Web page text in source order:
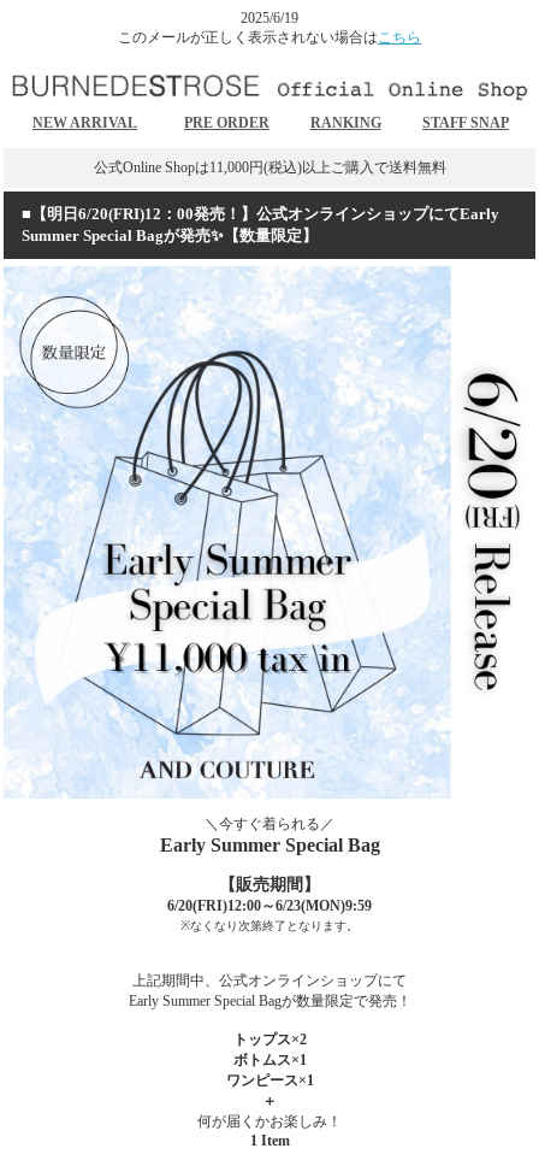
2025/6/19
このメールが正しく表示されない場合はこちら
NEW ARRIVAL PRE ORDER RANKING STAFF SNAP
公式Online Shopは11,000円(税込)以上ご購入で送料無料
■【明日6/20(FRI)12：00発売！】公式オンラインショップにてEarly
Summer Special Bagが発売✨【数量限定】
＼今すぐ着られる／
Early Summer Special Bag
【販売期間】
6/20(FRI)12:00～6/23(MON)9:59
※なくなり次第終了となります。
上記期間中、公式オンラインショップにて
Early Summer Special Bagが数量限定で発売！
トップス×2
ボトムス×1
ワンピース×1
＋
何が届くかお楽しみ！
1 Item